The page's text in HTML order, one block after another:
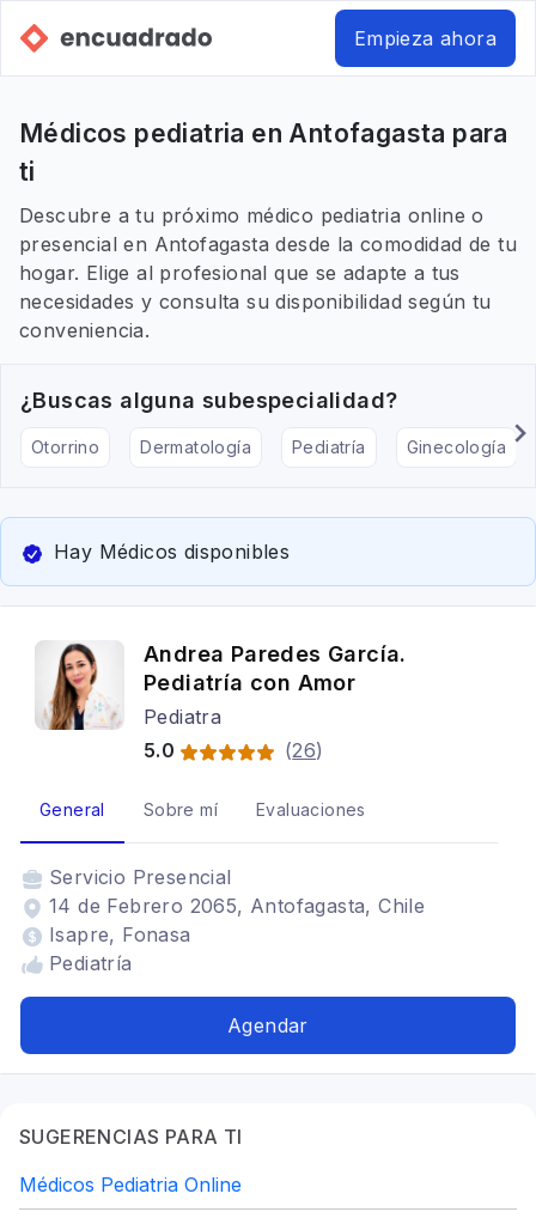
Empieza ahora
Médicos pediatria en Antofagasta para
ti
Descubre a tu próximo médico pediatria online o
presencial en Antofagasta desde la comodidad de tu
hogar. Elige al profesional que se adapte a tus
necesidades y consulta su disponibilidad según tu
conveniencia.
¿Buscas alguna subespecialidad?
Otorrino Dermatología Pediatría Ginecología
Hay Médicos disponibles
Andrea Paredes García.
Pediatría con Amor
Pediatra
5.0
(26)
General Sobre mí Evaluaciones
Servicio Presencial
14 de Febrero 2065, Antofagasta, Chile
Isapre, Fonasa
Pediatría
Agendar
SUGERENCIAS PARA TI
Médicos Pediatria Online